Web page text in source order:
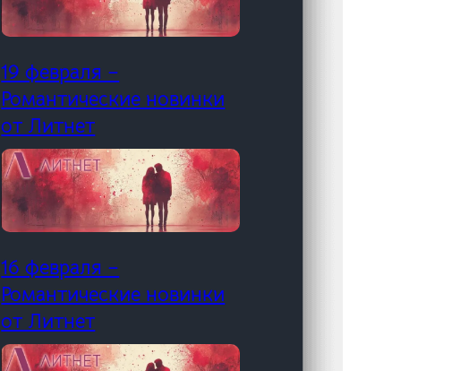
19 февраля –
Романтические новинки
от Литнет
16 февраля –
Романтические новинки
от Литнет